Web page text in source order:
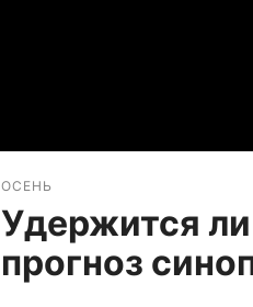
ОСЕНЬ
Удержится
прогноз